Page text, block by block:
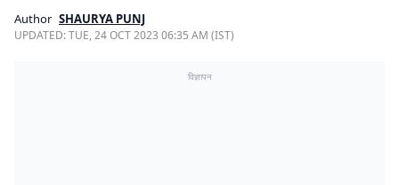
Author SHAURYA PUNJ
UPDATED:TUE, 24 OCT 2023 06:35 AM (IST)
विज्ञापन